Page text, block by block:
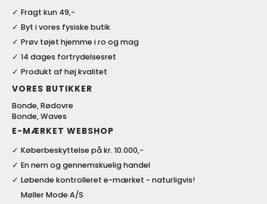
Fragt kun 49,-
Byt i vores fysiske butik
Prøv tøjet hjemme i ro og mag
14 dages fortrydelsesret
Produkt af høj kvalitet
VORES BUTIKKER
Bonde, Rødovre
Bonde, Waves
E-MÆRKET WEBSHOP
Køberbeskyttelse på kr. 10.000,-
En nem og gennemskuelig handel
Løbende kontrolleret e-mærket - naturligvis!
Møller Mode A/S